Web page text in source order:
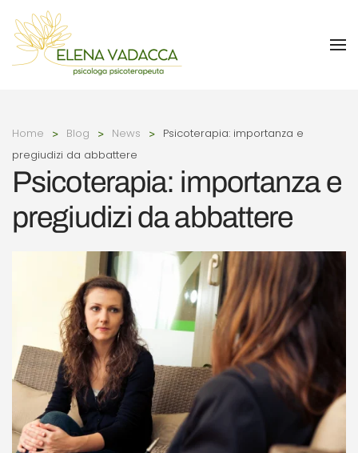
Skip to main content
Home Blog News
Psicoterapia: importanza e
pregiudizi da abbattere
Psicoterapia: importanza e
pregiudizi da abbattere